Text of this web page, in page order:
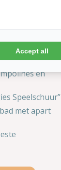
en
Speelschuur”
met apart
Accept all